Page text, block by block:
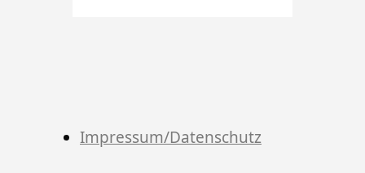
Impressum/Datenschutz